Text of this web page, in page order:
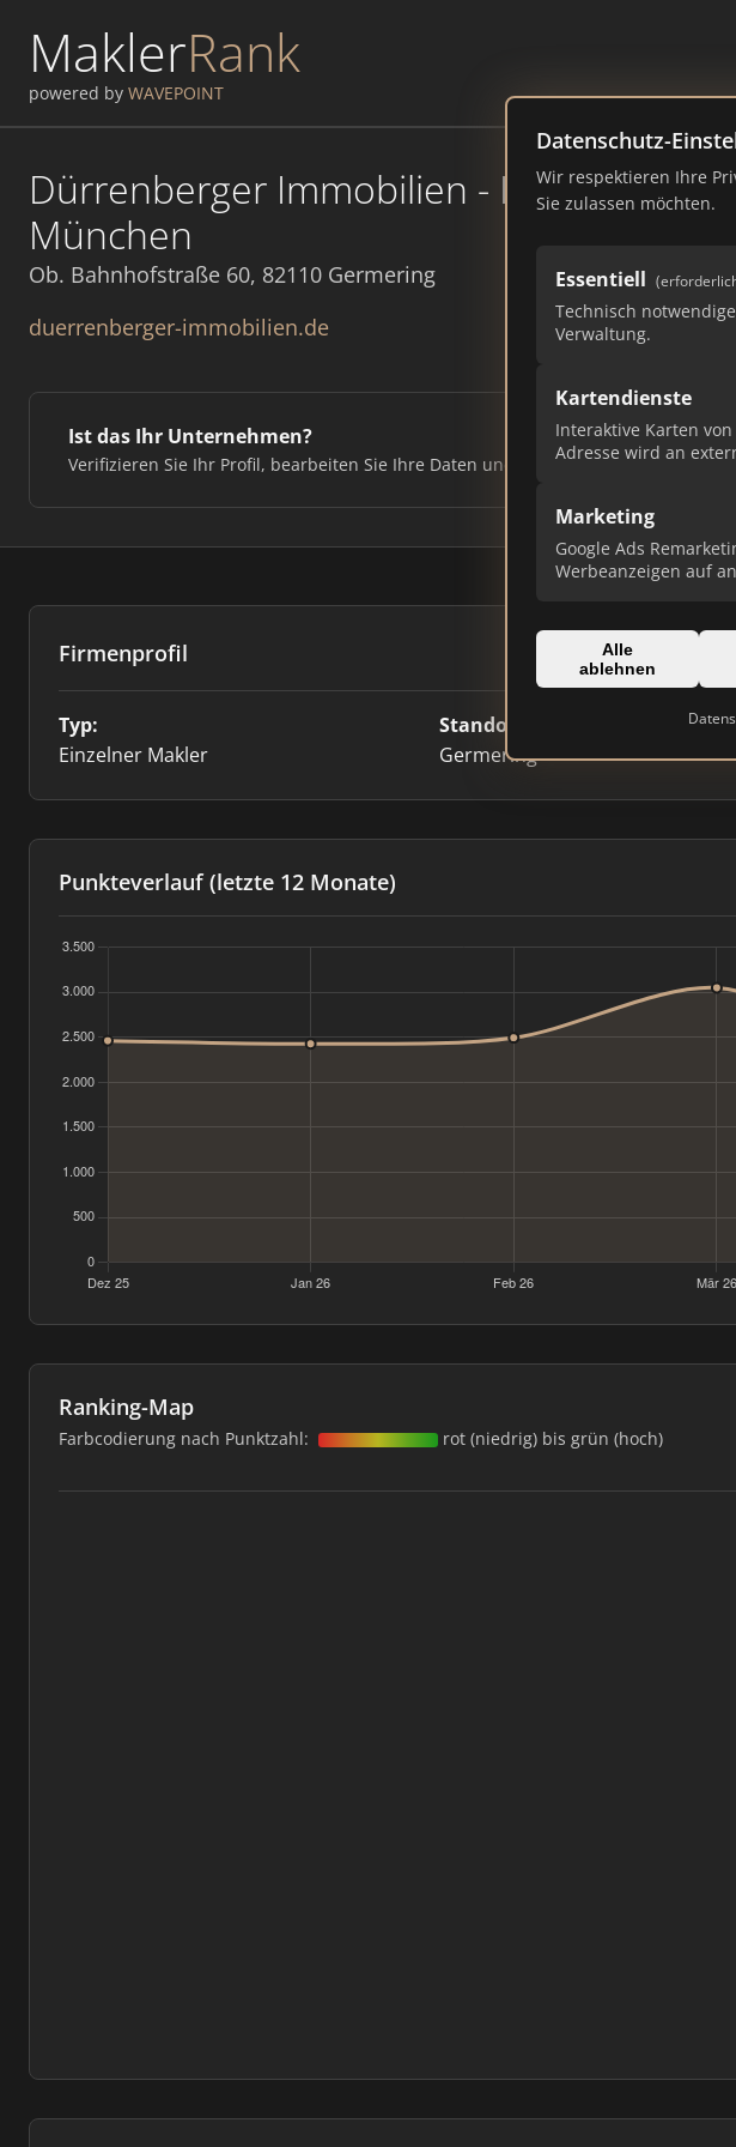
MaklerRank
powered by WAVEPOINT
Datenschutz-
Wir respektieren Ihre
Sie zulassen möchten.
Essentiell
Technisch
Verwaltung.
Kartendienste
Interaktive Karten von
Adresse wird an
Marketing
Google Ads
Werbeanzeigen auf
Alle
ablehnen
Dürrenberger Immobilien -
München
Ob. Bahnhofstraße 60, 82110 Germering
duerrenberger-immobilien.de
Ist das Ihr Unternehmen?
Verifizieren Sie Ihr Profil, bearbeiten Sie Ihre Daten und erhalten Sie monatliche
Firmenprofil
Typ:
Einzelner Makler
Standort:
Germering
Punkteverlauf (letzte 12 Monate)
Ranking-Map
Farbcodierung nach Punktzahl: rot (niedrig) bis grün (hoch)